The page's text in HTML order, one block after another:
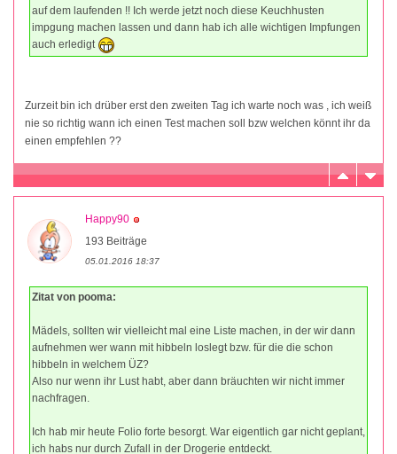
auf dem laufenden !! Ich werde jetzt noch diese Keuchhusten
impgung machen lassen und dann hab ich alle wichtigen Impfungen
auch erledigt
Zurzeit bin ich drüber erst den zweiten Tag ich warte noch was , ich weiß
nie so richtig wann ich einen Test machen soll bzw welchen könnt ihr da
einen empfehlen ??
Happy90
193 Beiträge
05.01.2016 18:37
Zitat von pooma:
Mädels, sollten wir vielleicht mal eine Liste machen, in der wir dann
aufnehmen wer wann mit hibbeln loslegt bzw. für die die schon
hibbeln in welchem ÜZ?
Also nur wenn ihr Lust habt, aber dann bräuchten wir nicht immer
nachfragen.
Ich hab mir heute Folio forte besorgt. War eigentlich gar nicht geplant,
ich habs nur durch Zufall in der Drogerie entdeckt.